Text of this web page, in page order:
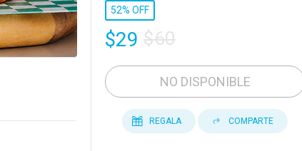
52% OFF
$29 $60
NO DISPONIBLE
REGALA COMPARTE